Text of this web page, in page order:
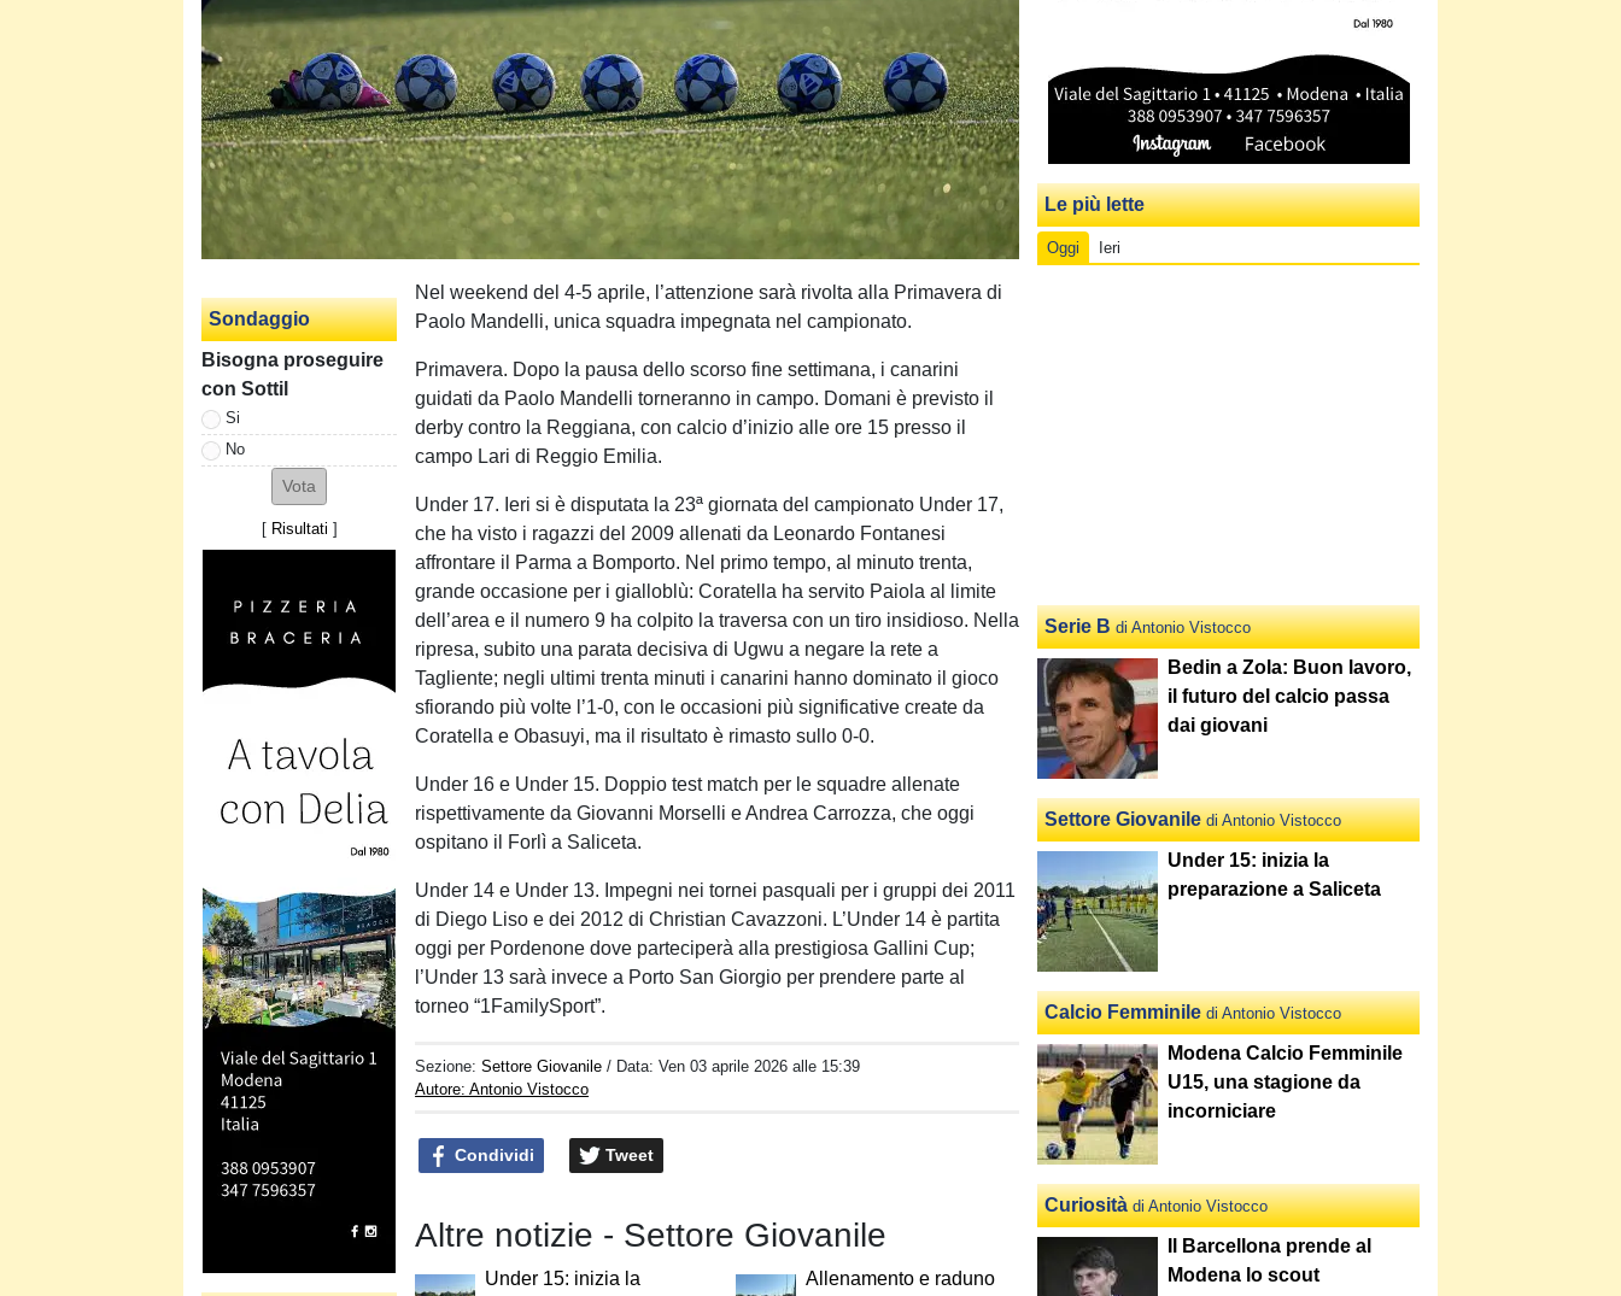
Sondaggio
Bisogna proseguire
con Sottil
Si
No
[ Risultati ]
Nel weekend del 4-5 aprile, l’attenzione sarà rivolta alla Primavera di
Paolo Mandelli, unica squadra impegnata nel campionato.
Primavera. Dopo la pausa dello scorso fine settimana, i canarini
guidati da Paolo Mandelli torneranno in campo. Domani è previsto il
derby contro la Reggiana, con calcio d’inizio alle ore 15 presso il
campo Lari di Reggio Emilia.
Under 17. Ieri si è disputata la 23ª giornata del campionato Under 17,
che ha visto i ragazzi del 2009 allenati da Leonardo Fontanesi
affrontare il Parma a Bomporto. Nel primo tempo, al minuto trenta,
grande occasione per i gialloblù: Coratella ha servito Paiola al limite
dell’area e il numero 9 ha colpito la traversa con un tiro insidioso. Nella
ripresa, subito una parata decisiva di Ugwu a negare la rete a
Tagliente; negli ultimi trenta minuti i canarini hanno dominato il gioco
sfiorando più volte l’1-0, con le occasioni più significative create da
Coratella e Obasuyi, ma il risultato è rimasto sullo 0-0.
Under 16 e Under 15. Doppio test match per le squadre allenate
rispettivamente da Giovanni Morselli e Andrea Carrozza, che oggi
ospitano il Forlì a Saliceta.
Under 14 e Under 13. Impegni nei tornei pasquali per i gruppi dei 2011
di Diego Liso e dei 2012 di Christian Cavazzoni. L’Under 14 è partita
oggi per Pordenone dove parteciperà alla prestigiosa Gallini Cup;
l’Under 13 sarà invece a Porto San Giorgio per prendere parte al
torneo “1FamilySport”.
Sezione:Settore Giovanile / Data:Ven 03 aprile 2026 alle 15:39
Autore: Antonio Vistocco
Condividi Tweet
Altre notizie - Settore Giovanile
Under 15: inizia la
Allenamento e raduno
Le più lette
Oggi Ieri
Serie B di Antonio Vistocco
Bedin a Zola: Buon lavoro,
il futuro del calcio passa
dai giovani
Settore Giovanile di Antonio Vistocco
Under 15: inizia la
preparazione a Saliceta
Calcio Femminile di Antonio Vistocco
Modena Calcio Femminile
U15, una stagione da
incorniciare
Curiosità di Antonio Vistocco
Il Barcellona prende al
Modena lo scout